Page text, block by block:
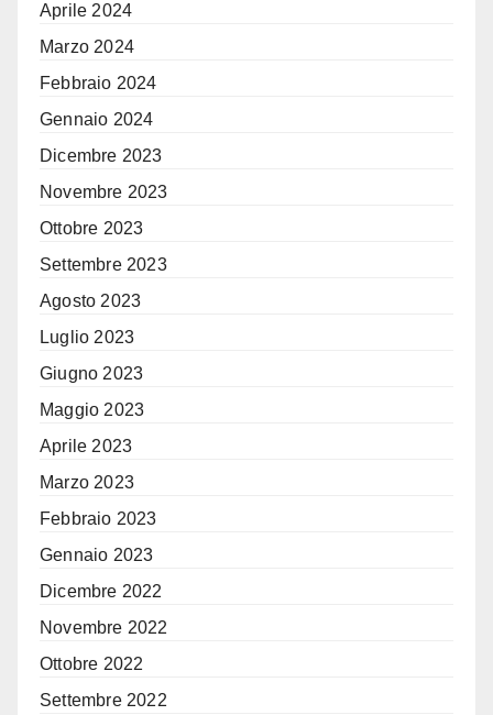
Aprile 2024
Marzo 2024
Febbraio 2024
Gennaio 2024
Dicembre 2023
Novembre 2023
Ottobre 2023
Settembre 2023
Agosto 2023
Luglio 2023
Giugno 2023
Maggio 2023
Aprile 2023
Marzo 2023
Febbraio 2023
Gennaio 2023
Dicembre 2022
Novembre 2022
Ottobre 2022
Settembre 2022